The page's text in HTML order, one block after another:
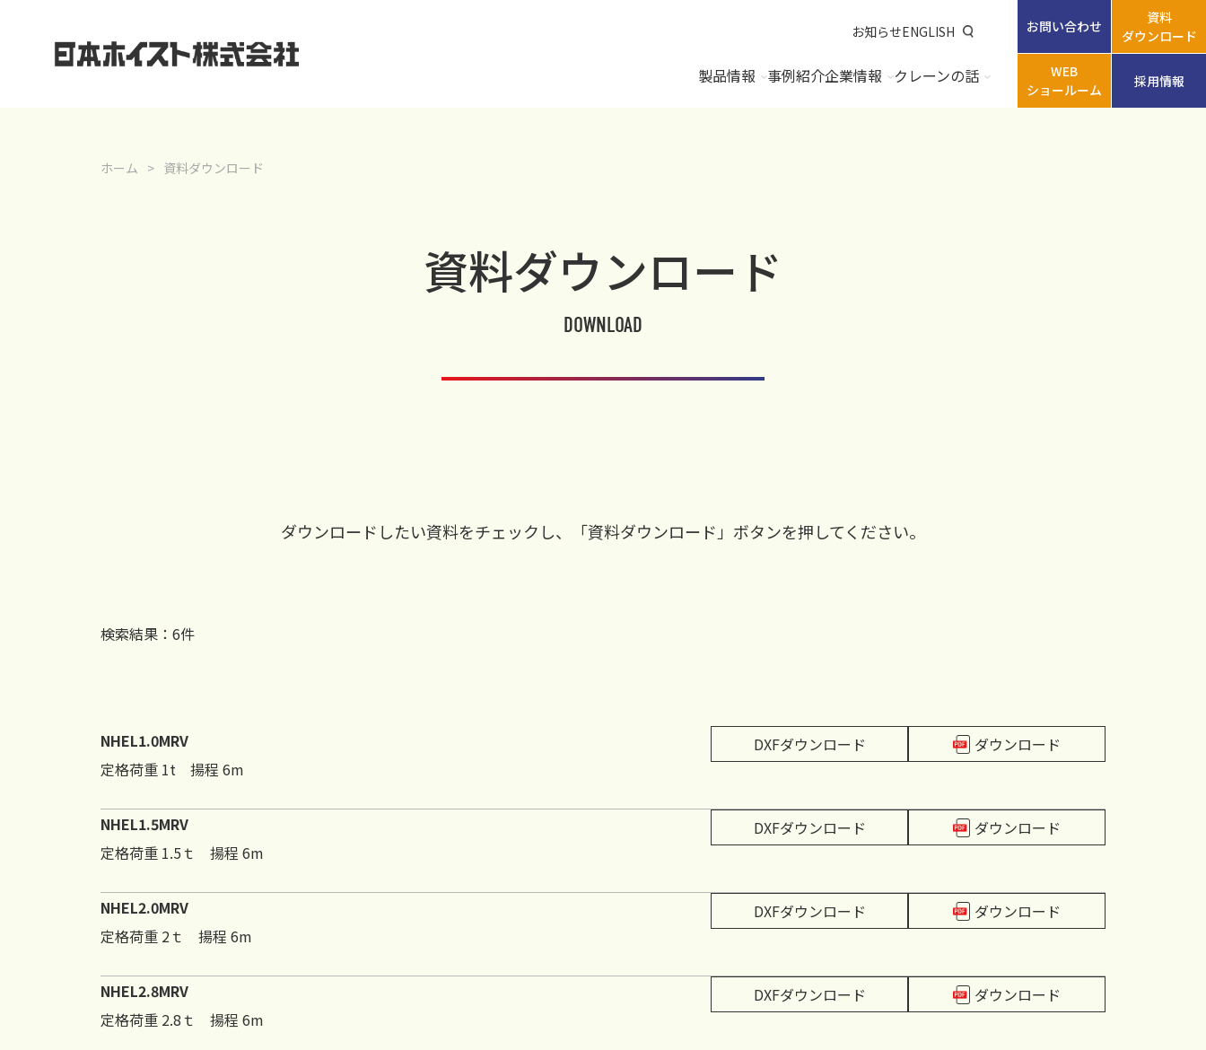
お知らせENGLISH
製品情報 事例紹介企業情報 クレーンの話
お問い合わせ
資料
ダウンロード
WEB
ショールーム
採用情報
ホーム 資料ダウンロード
資料ダウンロード
DOWNLOAD
ダウンロードしたい資料をチェックし、「資料ダウンロード」ボタンを押してください。
検索結果： 6件
NHEL1.0MRV
定格荷重 1t 揚程 6m
DXFダウンロード ダウンロード
NHEL1.5MRV
定格荷重 1.5ｔ 揚程 6m
DXFダウンロード ダウンロード
NHEL2.0MRV
定格荷重 2ｔ 揚程 6m
DXFダウンロード ダウンロード
NHEL2.8MRV
定格荷重 2.8ｔ 揚程 6m
DXFダウンロード ダウンロード